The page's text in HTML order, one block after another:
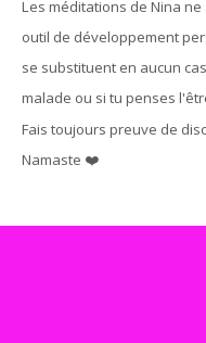
Les méditations de Nina
outil de développement
se substituent en aucun
malade ou si tu penses
Fais toujours preuve de
Namaste ❤️